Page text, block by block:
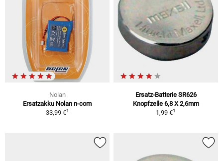
Nolan
Ersatzakku Nolan n-com
33,99 €1
Ersatz-Batterie SR626
Knopfzelle 6,8 X 2,6mm
1,99 €1